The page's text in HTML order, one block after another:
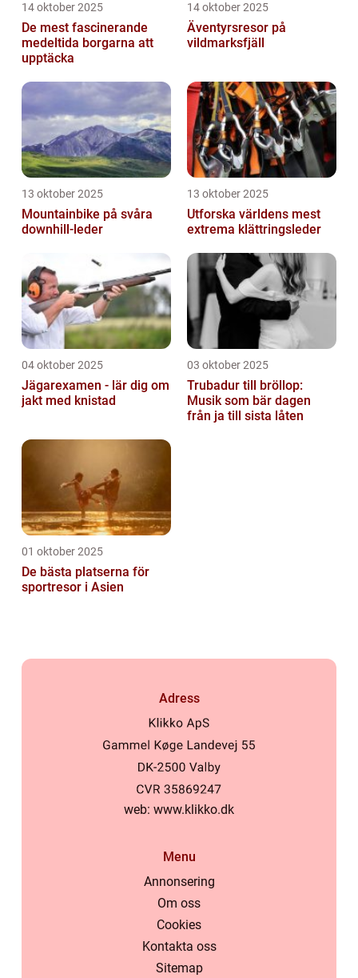
14 oktober 2025
De mest fascinerande
medeltida borgarna att
upptäcka
14 oktober 2025
Äventyrsresor på
vildmarksfjäll
13 oktober 2025
Mountainbike på svåra
downhill-leder
13 oktober 2025
Utforska världens mest
extrema klättringsleder
04 oktober 2025
Jägarexamen - lär dig om
jakt med knistad
03 oktober 2025
Trubadur till bröllop:
Musik som bär dagen
från ja till sista låten
01 oktober 2025
De bästa platserna för
sportresor i Asien
Adress
web: www.klikko.dk
Menu
Annonsering
Om oss
Cookies
Kontakta oss
Sitemap